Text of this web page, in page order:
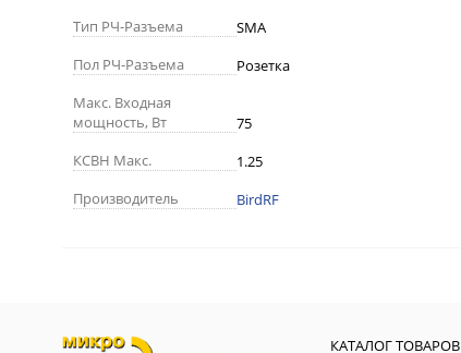
Тип РЧ-Разъема
SMA
Пол РЧ-Разъема
Розетка
Макс. Входная
мощность, Вт
75
КСВН Макс.
1.25
Производитель
BirdRF
КАТАЛОГ ТОВАРОВ